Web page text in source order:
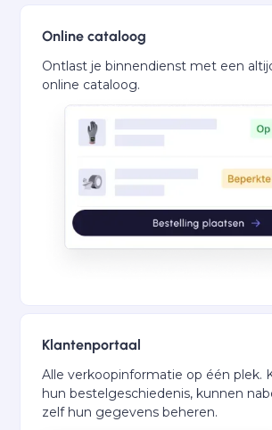
Online cataloog
Ontlast je binnendienst met een
online cataloog.
Klantenportaal
Alle verkoopinformatie op één plek.
hun bestelgeschiedenis, kunnen
zelf hun gegevens beheren.